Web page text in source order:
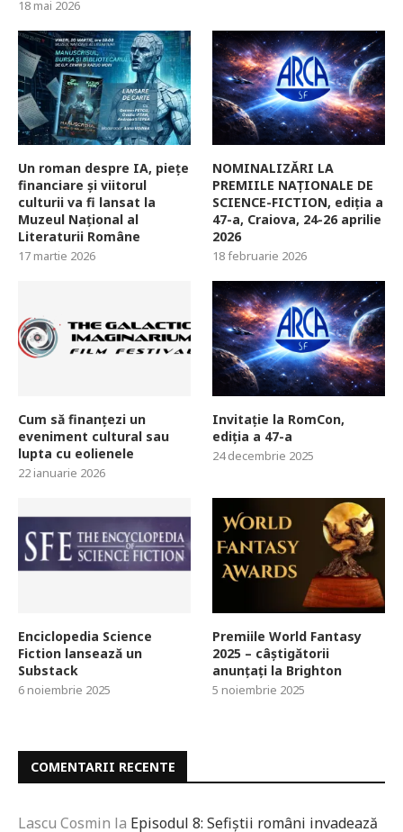
18 mai 2026
Un roman despre IA, piețe
financiare și viitorul
culturii va fi lansat la
Muzeul Național al
Literaturii Române
17 martie 2026
NOMINALIZĂRI LA
PREMIILE NAȚIONALE DE
SCIENCE-FICTION, ediția a
47-a, Craiova, 24-26 aprilie
2026
18 februarie 2026
Cum să finanțezi un
eveniment cultural sau
lupta cu eolienele
22 ianuarie 2026
Invitație la RomCon,
ediția a 47-a
24 decembrie 2025
Enciclopedia Science
Fiction lansează un
Substack
6 noiembrie 2025
Premiile World Fantasy
2025 – câștigătorii
anunțați la Brighton
5 noiembrie 2025
COMENTARII RECENTE
Lascu Cosmin la Episodul 8: Sefiștii români invadează